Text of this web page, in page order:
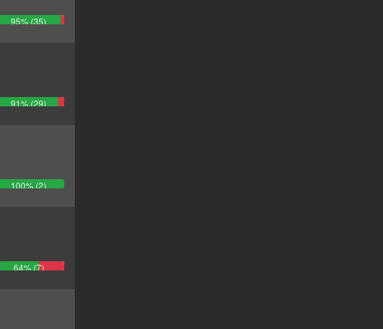
95% (35)
91% (29)
100% (2)
64% (7)